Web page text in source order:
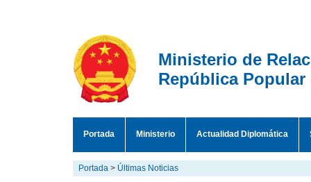
Ministerio de
República Popular
Portada Ministerio Actualidad Diplomática
Portada > Últimas Noticias